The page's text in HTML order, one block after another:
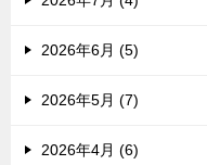
2026年6月 (5)
2026年5月 (7)
2026年4月 (6)